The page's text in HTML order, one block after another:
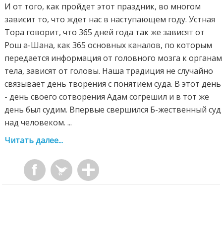
И от того, как пройдет этот праздник, во многом
зависит то, что ждет нас в наступающем году. Устная
Тора говорит, что 365 дней года так же зависят от
Рош а-Шана, как 365 основных каналов, по которым
передается информация от головного мозга к органам
тела, зависят от головы. Наша традиция не случайно
связывает день творения с понятием суда. В этот день
- день своего сотворения Адам согрешил и в тот же
день был судим. Впервые свершился Б-жественный суд
над человеком. ...
Читать далее...